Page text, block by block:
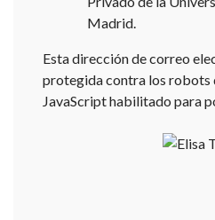
Madrid.
Esta dirección de correo
protegida contra los robots
JavaScript habilitado para